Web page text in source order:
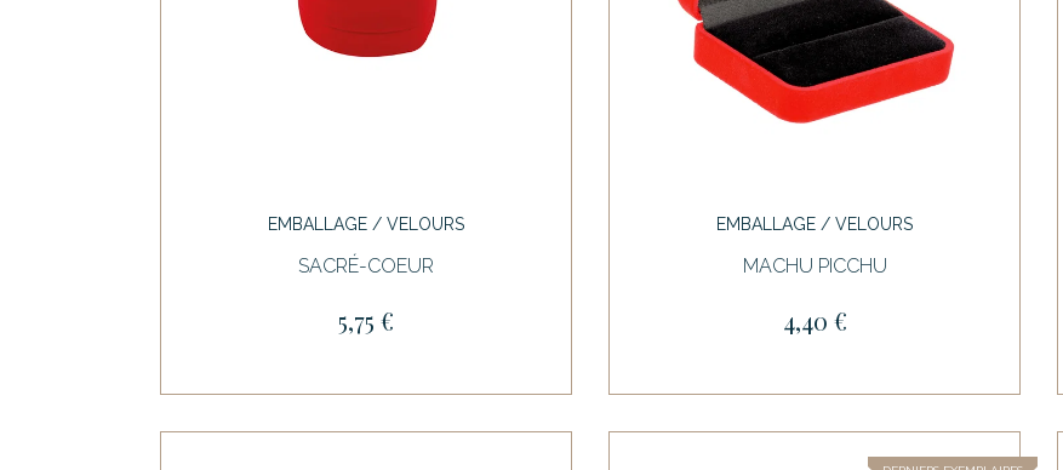
EMBALLAGE / VELOURS
SACRÉ-COEUR
5,75 €
EMBALLAGE / VELOURS
MACHU PICCHU
4,40 €